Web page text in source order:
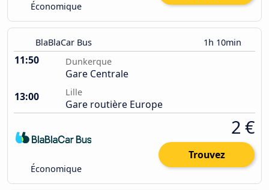
Économique
BlaBlaCar Bus 1h 10min
11:50 Dunkerque
Gare Centrale
13:00
Lille
Gare routière Europe
Économique
2 €
Trouvez